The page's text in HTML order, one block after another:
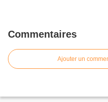
Commentaires
Ajouter un